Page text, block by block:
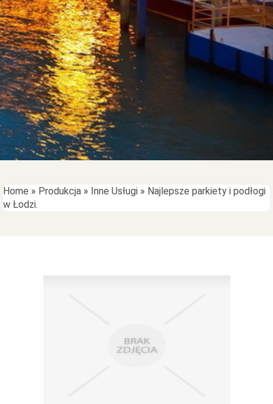
Home » Produkcja » Inne Usługi » Najlepsze parkiety i podłogi
w Łodzi.